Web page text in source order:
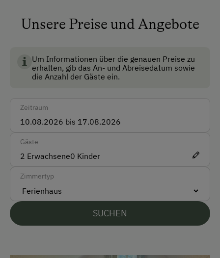
Keine Haustiere erlaubt
Auto
Barzahlung
Vor Ort gesprochene Sprachen
Deutsch
Englisch
Unsere Preise und Angebote
Um Informationen über die genauen Preise zu
erhalten, gib das An- und Abreisedatum sowie
die Anzahl der Gäste ein.
Zeitraum
Gäste
2 Erwachsene0 Kinder
Zimmertyp
SUCHEN